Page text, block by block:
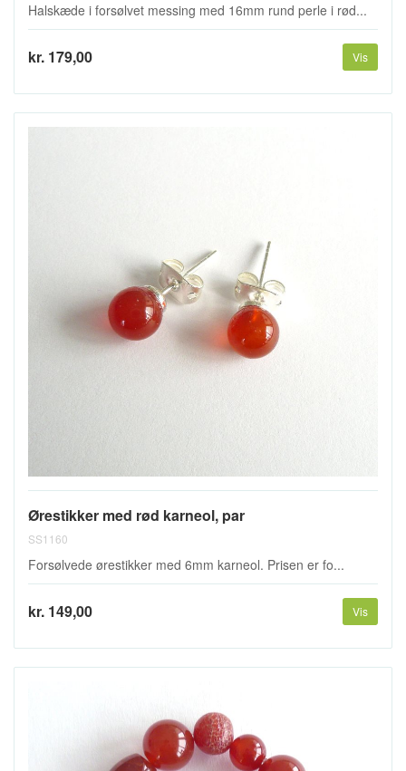
Halskæde i forsølvet messing med 16mm rund perle i rød...
kr. 179,00 Vis
Ørestikker med rød karneol, par
SS1160
Forsølvede ørestikker med 6mm karneol. Prisen er fo...
kr. 149,00 Vis